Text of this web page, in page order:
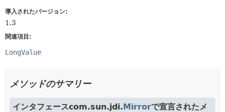
導入されたバージョン:
1.3
関連項目:
LongValue
メソッドのサマリー
インタフェースcom.sun.jdi.Mirrorで宣言されたメ